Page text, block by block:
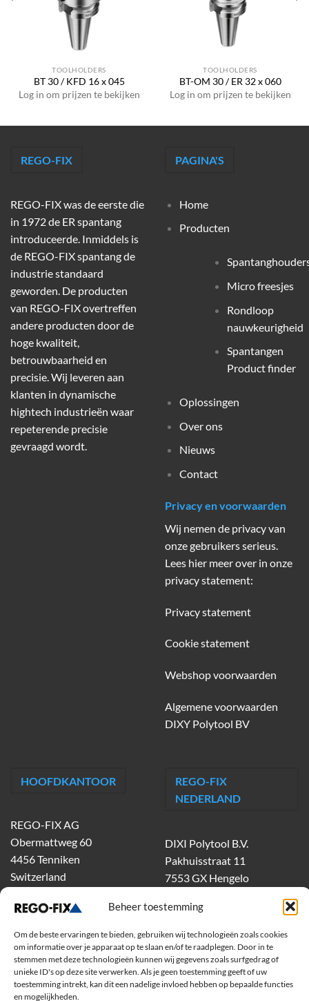
Beheer toestemming
Om de beste ervaringen te bieden, gebruiken wij technologieën zoals cookies
om informatie over je apparaat op te slaan en/of te raadplegen. Door in te
stemmen met deze technologieën kunnen wij gegevens zoals surfgedrag of
unieke ID's op deze site verwerken. Als je geen toestemming geeft of uw
toestemming intrekt, kan dit een nadelige invloed hebben op bepaalde functies
en mogelijkheden.
TOOLHOLDERS
BT 30 / KFD 16 x 045
Log in om prijzen te bekijken
TOOLHOLDERS
BT-OM 30 / ER 32 x 060
Log in om prijzen te bekijken
REGO-FIX
REGO-FIX was de eerste die
in 1972 de ER spantang
introduceerde. Inmiddels is
de REGO-FIX spantang de
industrie standaard
geworden. De producten
van REGO-FIX overtreffen
andere producten door de
hoge kwaliteit,
betrouwbaarheid en
precisie. Wij leveren aan
klanten in dynamische
hightech industrieën waar
repeterende precisie
gevraagd wordt.
PAGINA'S
Home
Producten
Micro freesjes
Rondloop
nauwkeurigheid
Spantangen
Product finder
Oplossingen
Over ons
Nieuws
Contact
Privacy en voorwaarden
Wij nemen de privacy van
onze gebruikers serieus.
Lees hier meer over in onze
privacy statement:
Privacy statement
Cookie statement
Webshop voorwaarden
Algemene voorwaarden
DIXY Polytool BV
HOOFDKANTOOR
REGO-FIX AG
Obermattweg 60
4456 Tenniken
Switzerland
REGO-FIX
NEDERLAND
DIXI Polytool B.V.
Pakhuisstraat 11
7553 GX Hengelo
dixiholland@dixi.com
www.dixipolytool.com
Volg ons op Youtube
Volg ons op Linkedin